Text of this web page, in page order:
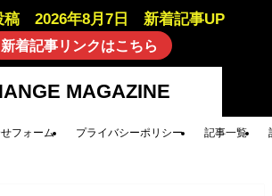
稿 2026年8月7日 新着記事UP
新着記事リンクはこちら
MAGAZINE
フォーム プライバシーポリシー 記事一覧